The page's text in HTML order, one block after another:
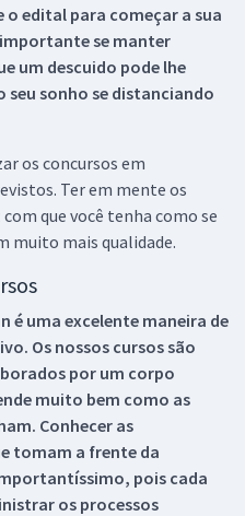
o edital para começar a sua
se manter
um descuido pode lhe
seu sonho se distanciando
os concursos em
Ter em mente os
que você tenha como se
muito mais qualidade.
é uma excelente maneira de
Os nossos cursos são
por um corpo
muito bem como as
Conhecer as
tomam a frente da
pois cada
os processos